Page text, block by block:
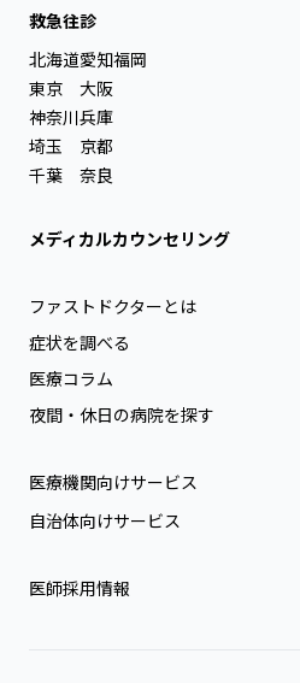
救急往診
北海道
東京
神奈川
埼玉
千葉
愛知
大阪
兵庫
京都
奈良
福岡
メディカルカウンセリング
ファストドクターとは
症状を調べる
医療コラム
夜間・休日の病院を探す
医療機関向けサービス
自治体向けサービス
医師採用情報